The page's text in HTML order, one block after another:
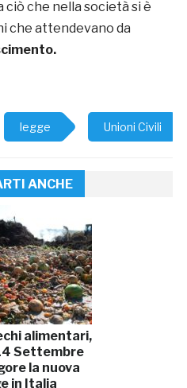
che nella società si è
che attendevano da
legge Unioni Civili
ANCHE
alimentari,
Settembre
la nuova
in Italia